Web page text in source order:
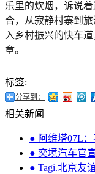
乐里的炊烟，诉说
合，从寂静村寨到
入乡村振兴的快车
章。
标签:
分享到：
相关新闻
● 阿维塔07L
● 奕境汽车官
● Tagi.北京友